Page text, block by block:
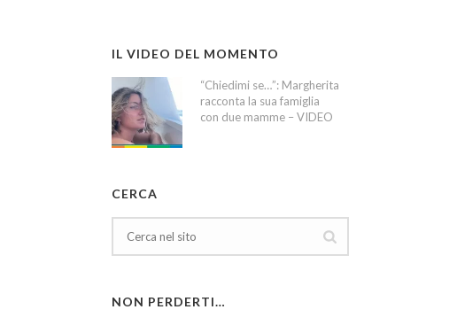
IL VIDEO DEL MOMENTO
“Chiedimi se…”: Margherita
racconta la sua famiglia
con due mamme – VIDEO
CERCA
NON PERDERTI…